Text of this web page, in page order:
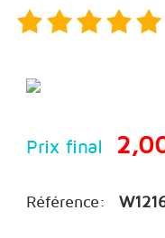
Prix final
Référence: